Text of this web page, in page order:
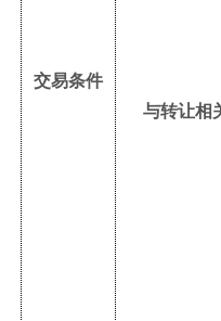
交易条件
与转让相